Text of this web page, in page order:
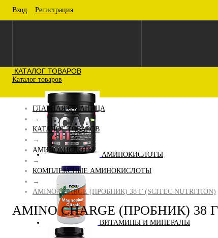
Вход Регистрация
КАТАЛОГ ТОВАРОВ
Каталог товаров
АМИНОКИСЛОТЫ
ВИТАМИНЫ И МИНЕРАЛЫ
ГЛАВНАЯ СТРАНИЦА
→
КАТАЛОГ ТОВАРОВ
→
АМИНОКИСЛОТЫ
→
КОМПЛЕКСНЫЕ АМИНОКИСЛОТЫ
→
AMINO CHARGE (ПРОБНИК) 38 Г (SCITEC NUTRITION)
AMINO CHARGE (ПРОБНИК) 38